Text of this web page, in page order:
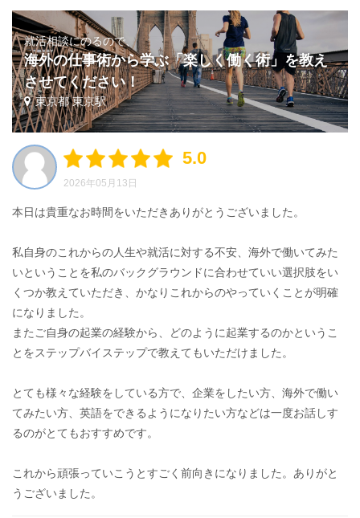
就活相談にのるので、
海外の仕事術から学ぶ「楽しく働く術」を教え
させてください！
東京都 東京駅
5.0
2026年05月13日
本日は貴重なお時間をいただきありがとうございました。
私自身のこれからの人生や就活に対する不安、海外で働いてみた
いということを私のバックグラウンドに合わせていい選択肢をい
くつか教えていただき、かなりこれからのやっていくことが明確
になりました。
またご自身の起業の経験から、どのように起業するのかというこ
とをステップバイステップで教えてもいただけました。
とても様々な経験をしている方で、企業をしたい方、海外で働い
てみたい方、英語をできるようになりたい方などは一度お話しす
るのがとてもおすすめです。
これから頑張っていこうとすごく前向きになりました。ありがと
うございました。